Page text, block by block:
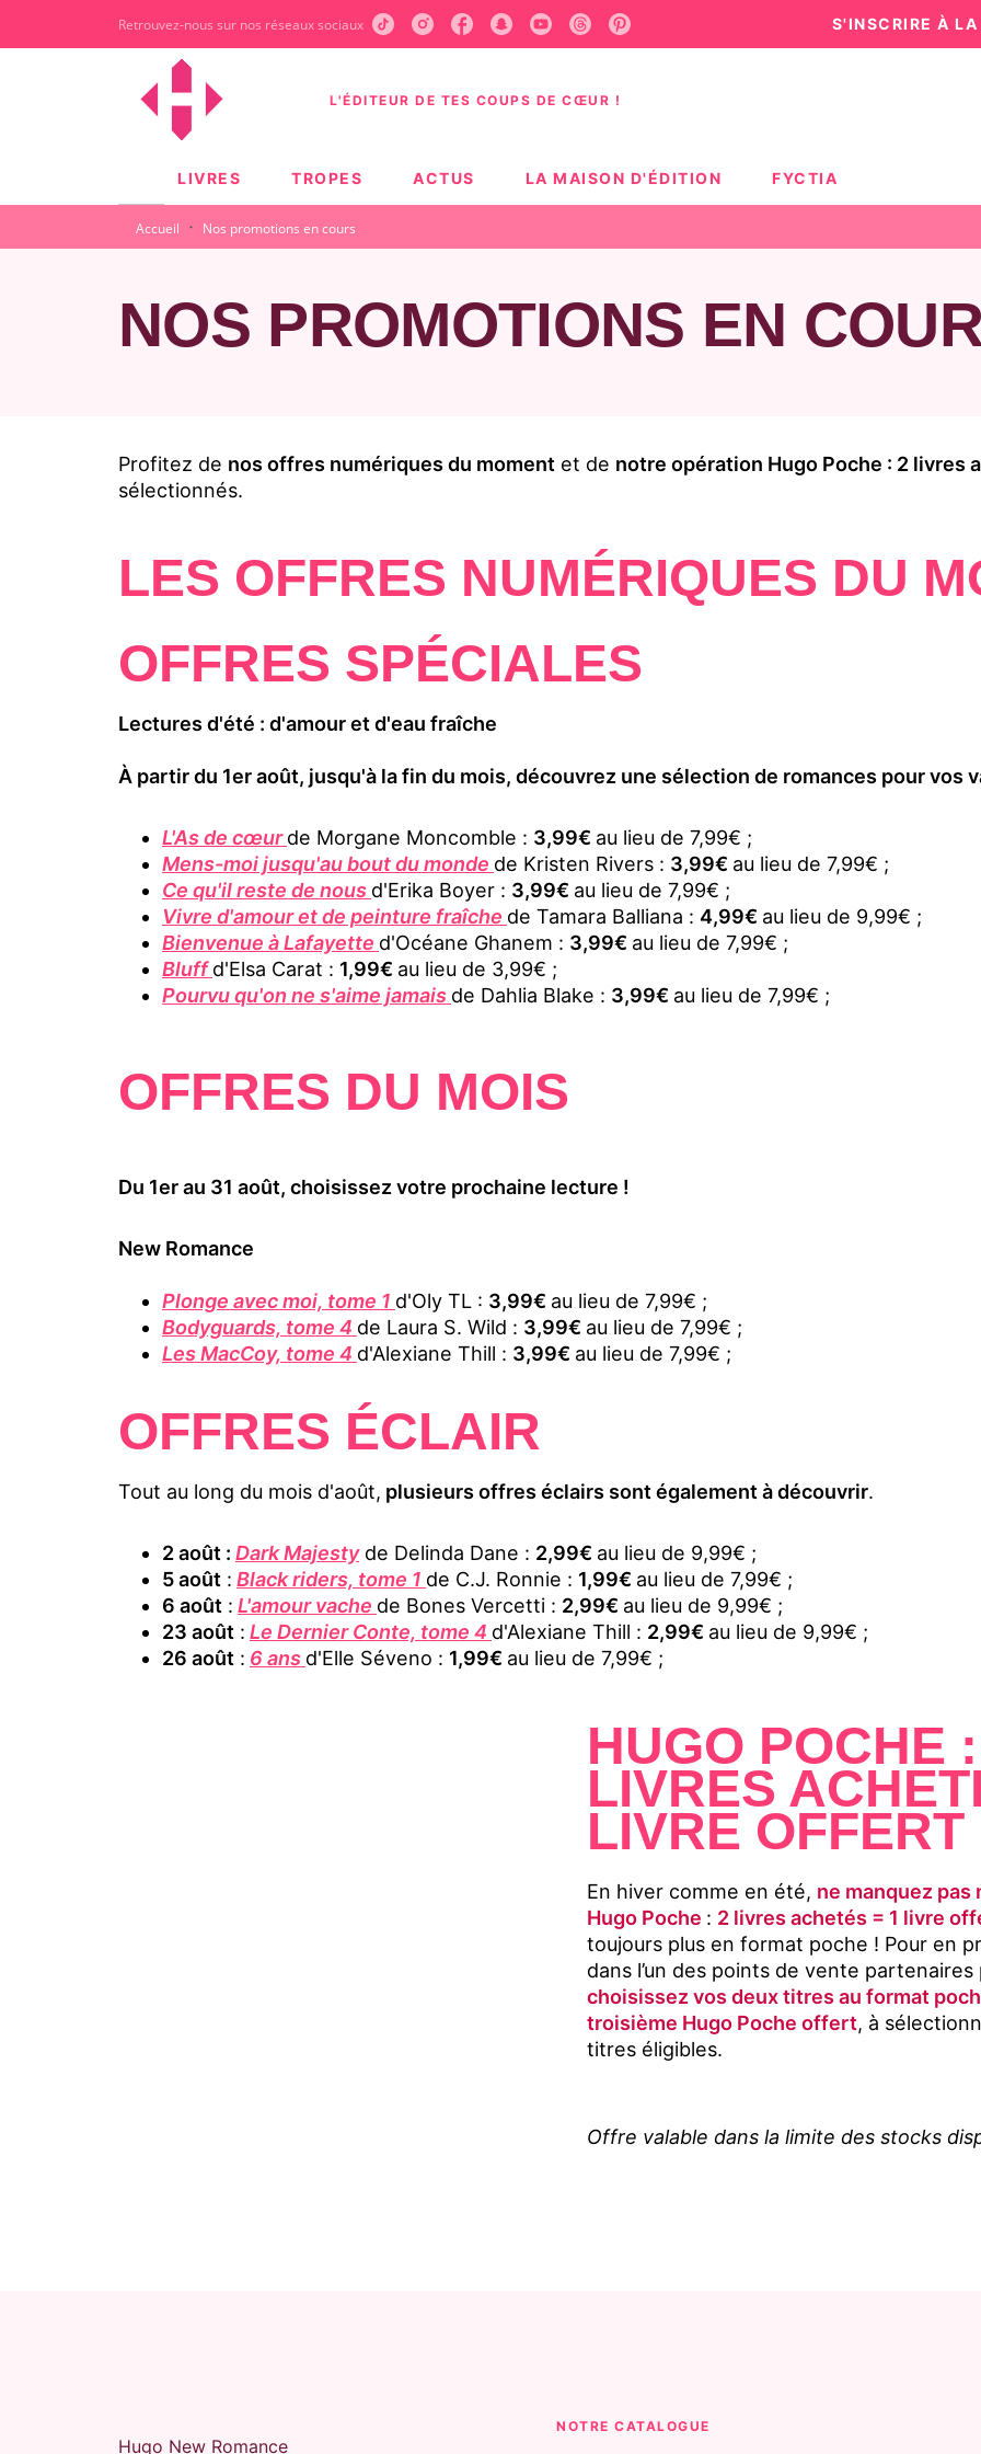
CONTENU PIED DE PAGE
Retrouvez-nous sur nos réseaux sociaux S'INSCRIRE À
L'ÉDITEUR DE TES COUPS DE CŒUR !
LIVRES TROPES ACTUS LA MAISON D'ÉDITION FYCTIA
Accueil · Nos promotions en cours
NOS PROMOTIONS EN
Profitez de nos offres numériques du moment et de notre opération Hugo Poche : 2 livres
sélectionnés.
LES OFFRES NUMÉRIQUES DU
OFFRES SPÉCIALES
Lectures d'été : d'amour et d'eau fraîche
À partir du 1er août, jusqu'à la fin du mois, découvrez une sélection de romances pour vos
L'As de cœurde Morgane Moncomble : 3,99€ au lieu de 7,99€ ;
Mens-moi jusqu'au bout du monde de Kristen Rivers : 3,99€ au lieu de 7,99€ ;
Ce qu'il reste de nous d'Erika Boyer : 3,99€ au lieu de 7,99€ ;
Vivre d'amour et de peinture fraîche de Tamara Balliana : 4,99€ au lieu de 9,99€ ;
Bienvenue à Lafayette d'Océane Ghanem : 3,99€ au lieu de 7,99€ ;
Bluffd'Elsa Carat : 1,99€ au lieu de 3,99€ ;
Pourvu qu'on ne s'aime jamais de Dahlia Blake : 3,99€ au lieu de 7,99€ ;
OFFRES DU MOIS
Du 1er au 31 août, choisissez votre prochaine lecture !
New Romance
Plonge avec moi, tome 1 d'Oly TL : 3,99€ au lieu de 7,99€ ;
Bodyguards, tome 4 de Laura S. Wild : 3,99€ au lieu de 7,99€ ;
Les MacCoy, tome 4 d'Alexiane Thill : 3,99€ au lieu de 7,99€ ;
OFFRES ÉCLAIR
Tout au long du mois d'août, plusieurs offres éclairs sont également à découvrir.
2 août : Dark Majestyde Delinda Dane : 2,99€ au lieu de 9,99€ ;
5 août : Black riders, tome 1 de C.J. Ronnie : 1,99€ au lieu de 7,99€ ;
6 août : L'amour vache de Bones Vercetti : 2,99€ au lieu de 9,99€ ;
23 août : Le Dernier Conte, tome 4 d'Alexiane Thill : 2,99€ au lieu de 9,99€ ;
26 août : 6 ans d'Elle Séveno : 1,99€ au lieu de 7,99€ ;
HUGO POCHE
LIVRES
LIVRE OFFERT
En hiver comme en été, ne manquez pas
Hugo Poche : 2 livres achetés = 1 livre
toujours plus en format poche ! Pour en
dans l’un des points de vente
choisissez vos deux titres au format
troisième Hugo Poche offert, à
titres éligibles.
Offre valable dans la limite des stocks
Hugo New Romance
NOTRE CATALOGUE